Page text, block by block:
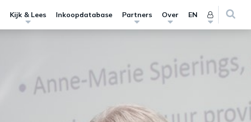
Kijk & Lees Inkoopdatabase Partners Over EN